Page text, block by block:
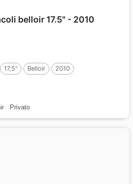
belloir 17.5" - 2010
17,5" Belloir
2010
Privato